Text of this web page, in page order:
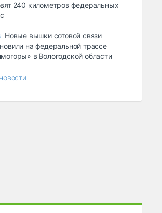
240 километров федеральных
Новые вышки сотовой связи
на федеральной трассе
в Вологодской области